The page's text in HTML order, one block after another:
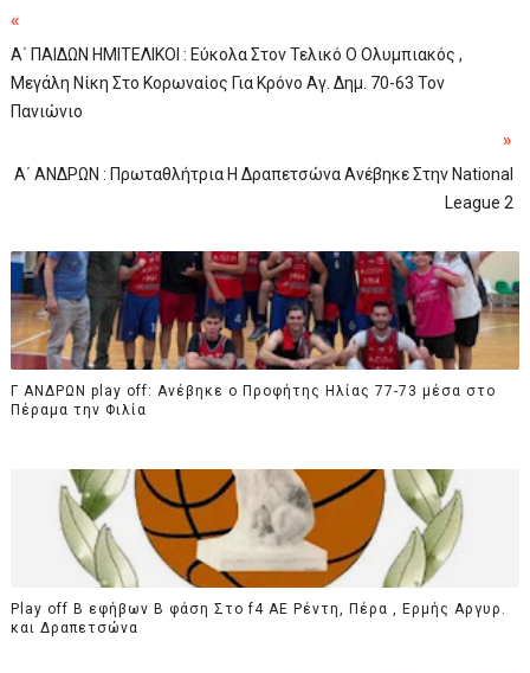
«
Α΄ ΠΑΙΔΩΝ ΗΜΙΤΕΛΙΚΟΙ : Εύκολα Στον Τελικό Ο Ολυμπιακός ,
Μεγάλη Νίκη Στο Κορωναίος Για Κρόνο Αγ. Δημ. 70-63 Τον
Πανιώνιο
»
Α΄ ΑΝΔΡΩΝ : Πρωταθλήτρια Η Δραπετσώνα Ανέβηκε Στην National
League 2
Γ ΑΝΔΡΩΝ play off: Ανέβηκε ο Προφήτης Ηλίας 77-73 μέσα στο
Πέραμα την Φιλία
Play off B εφήβων Β φάση Στο f4 ΑΕ Ρέντη, Πέρα , Ερμής Αργυρ.
και Δραπετσώνα